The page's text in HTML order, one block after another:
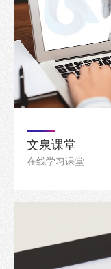
文泉课堂
在线学习课堂